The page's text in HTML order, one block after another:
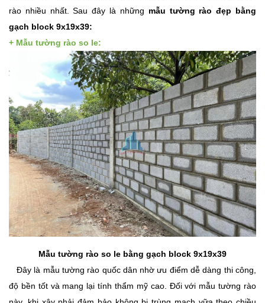
rào nhiều nhất. Sau đây là những mẫu tường rào đẹp bằng
gạch block 9x19x39:
+ Mẫu tường rào so le:
Mẫu tường rào so le bằng gạch block 9x19x39
Đây là mẫu tường rào quốc dân nhờ ưu điểm dễ dàng thi công,
độ bền tốt và mang lại tính thẩm mỹ cao. Đối với mẫu tường rào